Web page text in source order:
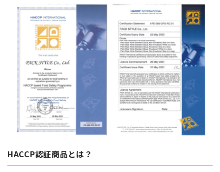
HACCP認証商品とは？